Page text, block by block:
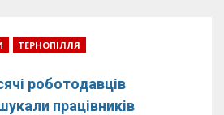
ТЕРНОПІЛЛЯ
роботодавців
працівників